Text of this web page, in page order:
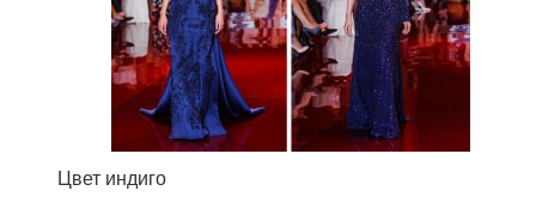
Цвет индиго